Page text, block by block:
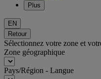
Plus
EN
Retour
Sélectionnez votre zone et
Zone géographique
Pays/Région - Langue